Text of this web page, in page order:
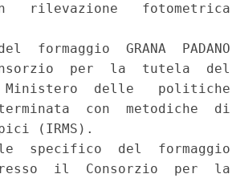
rilevazione   fotometrica
formaggio  GRANA  PADANO
per  la  tutela  del
il  Ministero  delle   politiche
con  metodiche  di
(IRMS).
specifico  del  formaggio
presso  il  Consorzio  per  la